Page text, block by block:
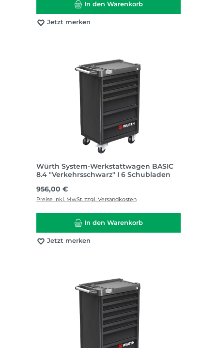
In den Warenkorb
Jetzt merken
Würth System-Werkstattwagen BASIC
8.4 "Verkehrsschwarz" I 6 Schubladen
Regulärer Preis:
956,00 €
Preise inkl. MwSt. zzgl. Versandkosten
In den Warenkorb
Jetzt merken